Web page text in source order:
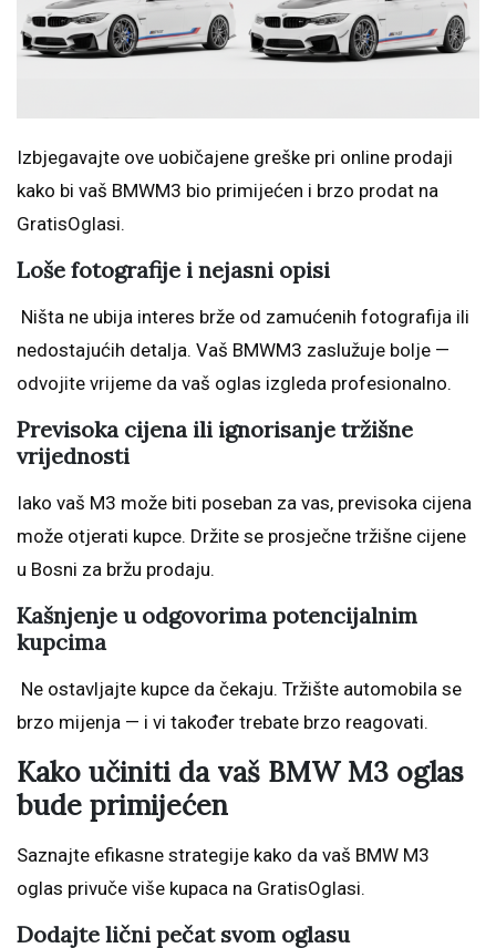
Izbjegavajte ove uobičajene greške pri online prodaji
kako bi vaš BMWM3 bio primijećen i brzo prodat na
GratisOglasi.
Loše fotografije i nejasni opisi
Ništa ne ubija interes brže od zamućenih fotografija ili
nedostajućih detalja. Vaš BMWM3 zaslužuje bolje —
odvojite vrijeme da vaš oglas izgleda profesionalno.
Previsoka cijena ili ignorisanje tržišne
vrijednosti
Iako vaš M3 može biti poseban za vas, previsoka cijena
može otjerati kupce. Držite se prosječne tržišne cijene
u Bosni za bržu prodaju.
Kašnjenje u odgovorima potencijalnim
kupcima
Ne ostavljajte kupce da čekaju. Tržište automobila se
brzo mijenja — i vi također trebate brzo reagovati.
Kako učiniti da vaš BMW M3 oglas
bude primijećen
Saznajte efikasne strategije kako da vaš BMW M3
oglas privuče više kupaca na GratisOglasi.
Dodajte lični pečat svom oglasu